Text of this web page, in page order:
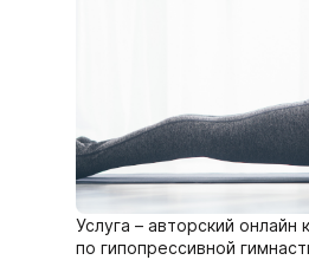
Услуга – авторский
по гипопрессивной